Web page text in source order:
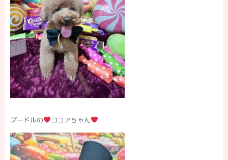
プードルの ココアちゃん